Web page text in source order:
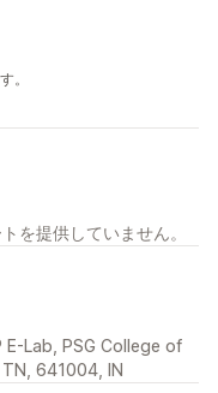
。
を提供していません。
E-Lab, PSG College of
641004, IN